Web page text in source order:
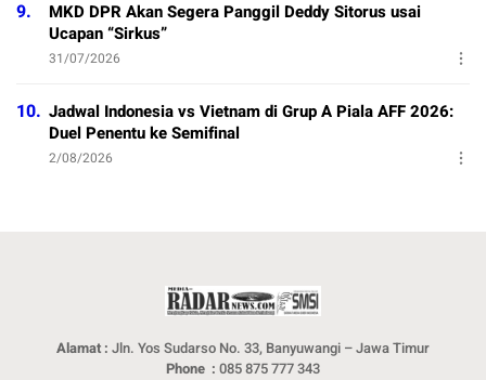
9.
MKD DPR Akan Segera Panggil Deddy Sitorus usai
Ucapan “Sirkus”
31/07/2026
10. Jadwal Indonesia vs Vietnam di Grup A Piala AFF 2026:
Duel Penentu ke Semifinal
2/08/2026
Alamat : Jln. Yos Sudarso No. 33, Banyuwangi – Jawa Timur
Phone : 085 875 777 343